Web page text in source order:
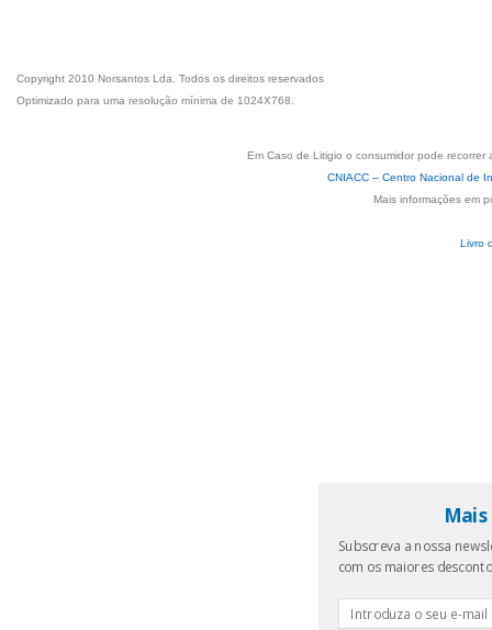
Copyright 2010 Norsantos Lda. Todos os direitos reservados
Optimizado para uma resolução mínima de 1024X768.
Em Caso de Litigio o consumidor pode
CNIACC – Centro Nacional de
Mais informações em
Livro
Subscreva a nossa
com os maiores